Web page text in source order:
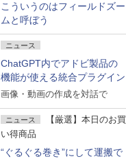
こういうのはフィールドズー
ムと呼ぼう
ニュース
ChatGPT内でアドビ製品の
機能が使える統合プラグイン
画像・動画の作成を対話で
ニュース
【厳選】本日のお買
い得商品
“ぐるぐる巻き”にして運搬で